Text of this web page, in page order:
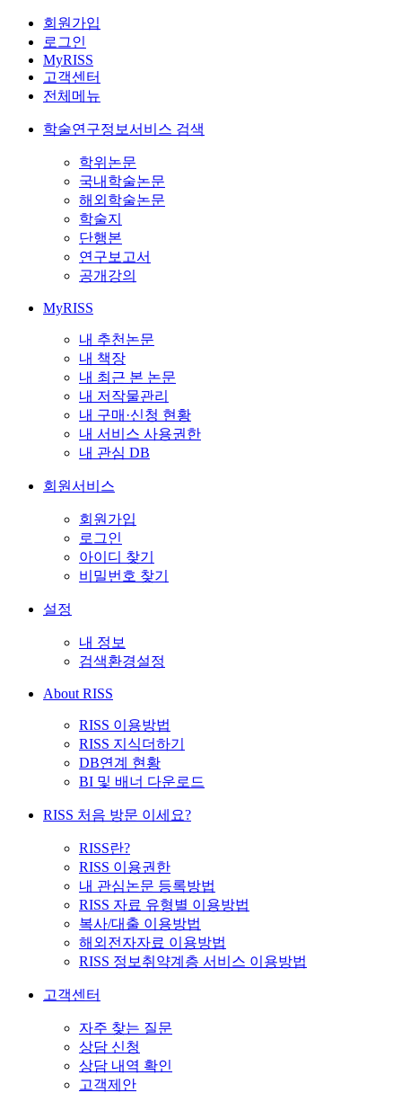
회원가입
로그인
MyRISS
고객센터
전체메뉴
학술연구정보서비스 검색
학위논문
국내학술논문
해외학술논문
학술지
단행본
연구보고서
공개강의
MyRISS
내 추천논문
내 책장
내 최근 본 논문
내 저작물관리
내 구매·신청 현황
내 서비스 사용권한
내 관심 DB
회원서비스
회원가입
로그인
아이디 찾기
비밀번호 찾기
설정
내 정보
검색환경설정
About RISS
RISS 이용방법
RISS 지식더하기
DB연계 현황
BI 및 배너 다운로드
RISS 처음 방문 이세요?
RISS란?
RISS 이용권한
내 관심논문 등록방법
RISS 자료 유형별 이용방법
복사/대출 이용방법
해외전자자료 이용방법
RISS 정보취약계층 서비스 이용방법
고객센터
자주 찾는 질문
상담 신청
상담 내역 확인
고객제안